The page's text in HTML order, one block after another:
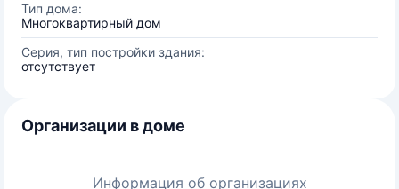
Тип дома:
Многоквартирный дом
Серия, тип постройки здания:
отсутствует
Организации в доме
Информация об организациях